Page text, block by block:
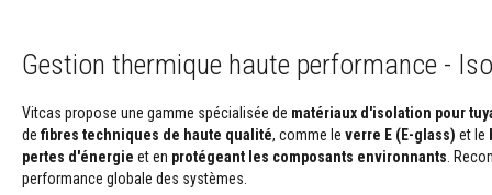
ciments
Mastics
scellants
Gestion thermique haute performance -
Vitcas propose une gamme spécialisée de matériaux d'isolation pour
de fibres techniques de haute qualité, comme le verre E (E-glass) et le
pertes d'énergie et en protégeant les composants environnants .
performance globale des systèmes.